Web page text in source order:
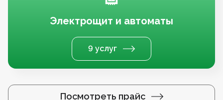
Электрощит и автоматы
9 услуг
Посмотреть прайс